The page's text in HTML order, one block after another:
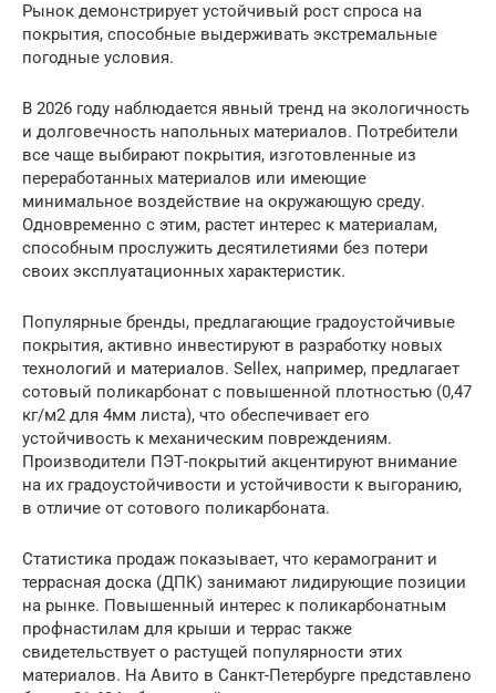
Рынок демонстрирует устойчивый рост спроса на
покрытия, способные выдерживать экстремальные
погодные условия.
В 2026 году наблюдается явный тренд на экологичность
и долговечность напольных материалов. Потребители
все чаще выбирают покрытия, изготовленные из
переработанных материалов или имеющие
минимальное воздействие на окружающую среду.
Одновременно с этим, растет интерес к материалам,
способным прослужить десятилетиями без потери
своих эксплуатационных характеристик.
Популярные бренды, предлагающие градоустойчивые
покрытия, активно инвестируют в разработку новых
технологий и материалов. Sellex, например, предлагает
сотовый поликарбонат с повышенной плотностью (0,47
кг/м2 для 4мм листа), что обеспечивает его
устойчивость к механическим повреждениям.
Производители ПЭТ-покрытий акцентируют внимание
на их градоустойчивости и устойчивости к выгоранию,
в отличие от сотового поликарбоната.
Статистика продаж показывает, что керамогранит и
террасная доска (ДПК) занимают лидирующие позиции
на рынке. Повышенный интерес к поликарбонатным
профнастилам для крыши и террас также
свидетельствует о растущей популярности этих
материалов. На Авито в Санкт-Петербурге представлено